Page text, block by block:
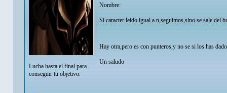
Lucha hasta el final para
conseguir tu objetivo.
Nombre:
Si caracter leido igual a n,seguimos,sino se sale del
Hay otra,pero es con punteros,y no se si los has
Un saludo